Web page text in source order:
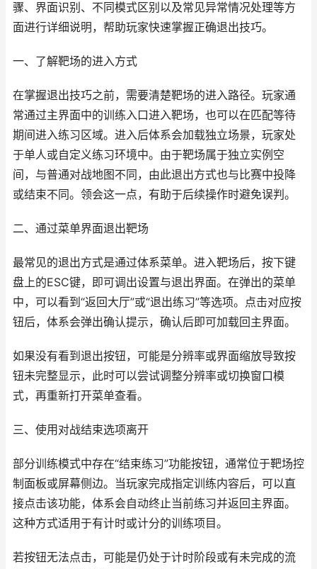
骤、界面识别、不同模式区别以及常见异常情况处理等方
面进行详细说明，帮助玩家快速掌握正确退出技巧。
一、了解靶场的进入方式
在掌握退出技巧之前，需要清楚靶场的进入路径。玩家通
常通过主界面中的训练入口进入靶场，也可以在匹配等待
期间进入练习区域。进入后体系会加载独立场景，玩家处
于单人或自定义练习环境中。由于靶场属于独立实例空
间，与普通对战地图不同，由此退出方式也与比赛中投降
或结束不同。领会这一点，有助于后续操作时避免误判。
二、通过菜单界面退出靶场
最常见的退出方式是通过体系菜单。进入靶场后，按下键
盘上的ESC键，即可调出设置与退出界面。在弹出的菜单
中，可以看到“返回大厅”或“退出练习”等选项。点击对应按
钮后，体系会弹出确认提示，确认后即可加载回主界面。
如果没有看到退出按钮，可能是分辨率或界面缩放导致按
钮未完整显示，此时可以尝试调整分辨率或切换窗口模
式，再重新打开菜单查看。
三、使用对战结束选项离开
部分训练模式中存在“结束练习”功能按钮，通常位于靶场控
制面板或屏幕侧边。当玩家完成指定训练内容后，可以直
接点击该功能，体系会自动终止当前练习并返回主界面。
这种方式适用于有计时或计分的训练项目。
若按钮无法点击，可能是仍处于计时阶段或有未完成的流